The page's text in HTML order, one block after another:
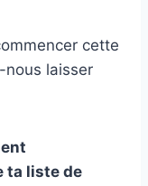
cette
nous laisser
ta liste de